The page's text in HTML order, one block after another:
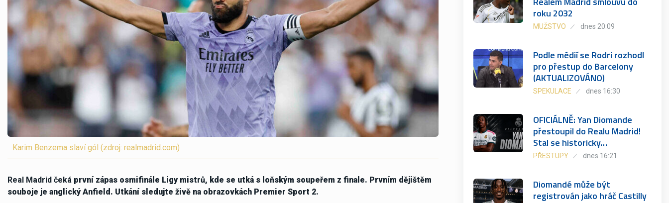
Karim Benzema slaví gól (zdroj: realmadrid.com)
Real Madrid čeká první zápas osmifinále Ligy mistrů, kde se utká s loňským soupeřem z finale. Prvním dějištěm
souboje je anglický Anfield. Utkání sledujte živě na obrazovkách Premier Sport 2.
roku 2032
MUŽSTVO dnes 20:09
Podle médií se Rodri rozhodl
pro přestup do Barcelony
(AKTUALIZOVÁNO)
SPEKULACE dnes 16:30
OFICIÁLNĚ: Yan Diomande
přestoupil do Realu Madrid!
Stal se historicky…
PŘESTUPY dnes 16:21
Diomandé může být
registrován jako hráč Castilly